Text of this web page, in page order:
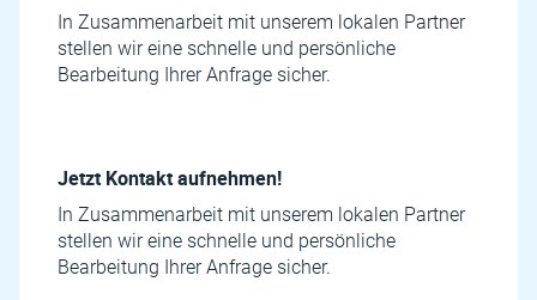
In Zusammenarbeit mit unserem lokalen Partner
stellen wir eine schnelle und persönliche
Bearbeitung Ihrer Anfrage sicher.
Jetzt Kontakt aufnehmen!
In Zusammenarbeit mit unserem lokalen Partner
stellen wir eine schnelle und persönliche
Bearbeitung Ihrer Anfrage sicher.